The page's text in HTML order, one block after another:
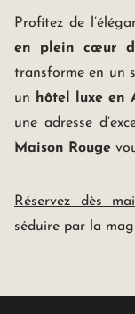
Profitez de
en plein cœur
transforme en un
un
hôtel luxe en
une adresse
Maison Rouge
Réservez dès
séduire par la